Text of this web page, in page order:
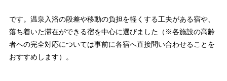
です。温泉入浴の段差や移動の負担を軽くする工夫がある宿や、
落ち着いた滞在ができる宿を中心に選びました（※各施設の高齢
者への完全対応については事前に各宿へ直接問い合わせることを
おすすめします）。